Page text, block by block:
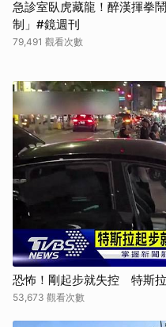
急診室臥虎藏龍！醉漢揮拳
制」#鏡週刊
79,491 觀看次數
恐怖！剛起步就失控 特斯
53,673 觀看次數